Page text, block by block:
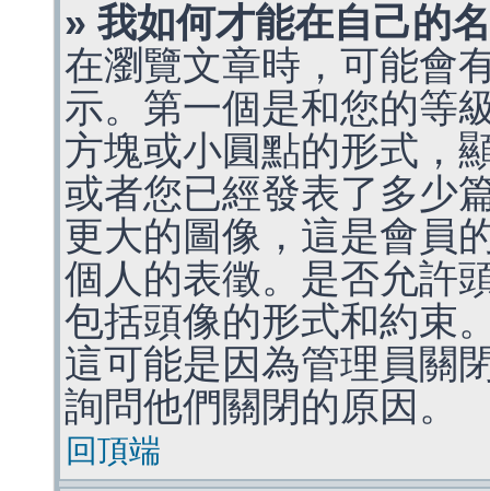
» 我如何才能在自己的
在瀏覽文章時，可能會
示。第一個是和您的等
方塊或小圓點的形式，
或者您已經發表了多少
更大的圖像，這是會員
個人的表徵。是否允許
包括頭像的形式和約束
這可能是因為管理員關
詢問他們關閉的原因。
回頂端